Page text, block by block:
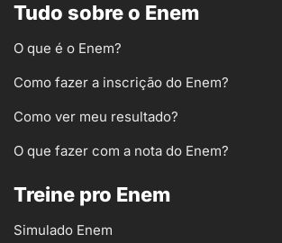
Tudo sobre o Enem
O que é o Enem?
Como fazer a inscrição do Enem?
Como ver meu resultado?
O que fazer com a nota do Enem?
Treine pro Enem
Simulado Enem